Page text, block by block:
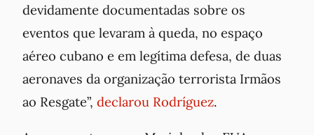
devidamente documentadas sobre os
eventos que levaram à queda, no espaço
aéreo cubano e em legítima defesa, de duas
aeronaves da organização terrorista Irmãos
ao Resgate”, declarou Rodríguez.